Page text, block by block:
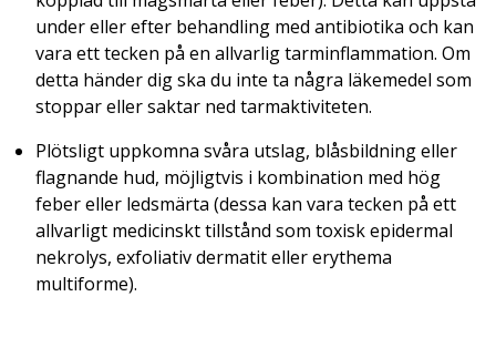
under eller efter behandling med antibiotika och kan
vara ett tecken på en allvarlig tarminflammation. Om
detta händer dig ska du inte ta några läkemedel som
stoppar eller saktar ned tarmaktiviteten.
Plötsligt uppkomna svåra utslag, blåsbildning eller
flagnande hud, möjligtvis i kombination med hög
feber eller ledsmärta (dessa kan vara tecken på ett
allvarligt medicinskt tillstånd som toxisk epidermal
nekrolys, exfoliativ dermatit eller erythema
multiforme).